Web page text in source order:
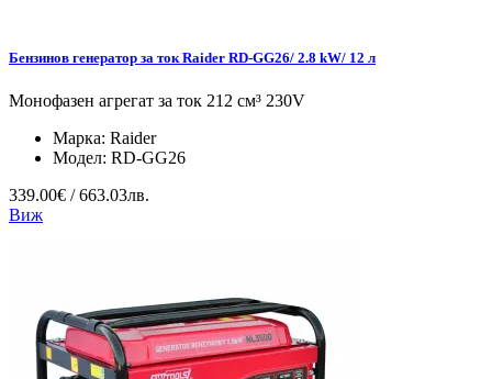
Бензинов генератор за ток Raider RD-GG26/ 2.8 kW/ 12 л
Монофазен агрегат за ток 212 см³ 230V
Марка: Raider
Модел: RD-GG26
339.00€ / 663.03лв.
Виж